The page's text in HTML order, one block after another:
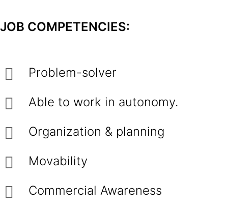
JOB COMPETENCIES:
Problem-solver
Able to work in autonomy.
Organization & planning
Movability
Commercial Awareness